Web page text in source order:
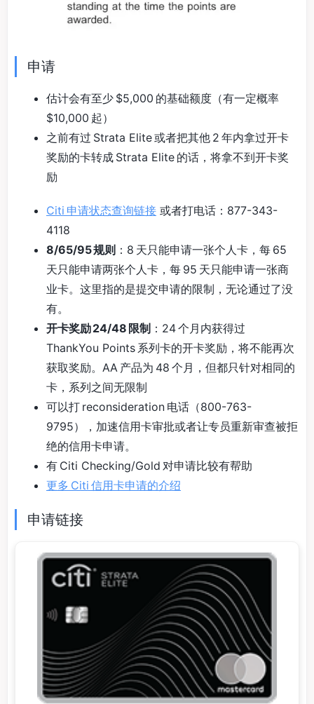
申请
估计会有至少 $5,000 的基础额度（有一定概率
$10,000 起）
之前有过 Strata Elite 或者把其他 2 年内拿过开卡
奖励的卡转成 Strata Elite 的话，将拿不到开卡奖
励
Citi 申请状态查询链接 或者打电话：877-343-
4118
8/65/95 规则 ：8 天只能申请一张个人卡，每 65
天只能申请两张个人卡，每 95 天只能申请一张商
业卡。这里指的是提交申请的限制，无论通过了没
有。
开卡奖励 24/48 限制 ：24 个月内获得过
ThankYou Points 系列卡的开卡奖励，将不能再次
获取奖励。AA 产品为 48 个月，但都只针对相同的
卡，系列之间无限制
可以打 reconsideration 电话（800-763-
9795），加速信用卡审批或者让专员重新审查被拒
绝的信用卡申请。
有 Citi Checking/Gold 对申请比较有帮助
更多 Citi 信用卡申请的介绍
申请链接